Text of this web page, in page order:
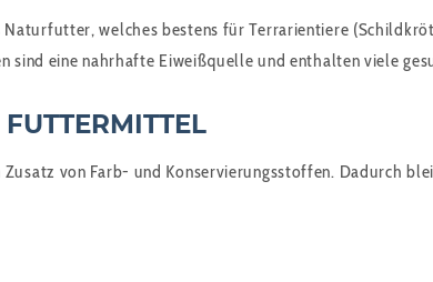
welches bestens für Terrarientiere
sind eine nahrhafte Eiweißquelle und enthalten viele
von Farb- und Konservierungsstoffen. Dadurch